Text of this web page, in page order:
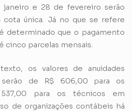
janeiro e 28 de fevereiro serão
cota única. Já no que se refere
determinado que o pagamento
cinco parcelas mensais.
os valores de anuidades
serão de R$ 606,00 para os
para os técnicos em
de organizações contábeis há